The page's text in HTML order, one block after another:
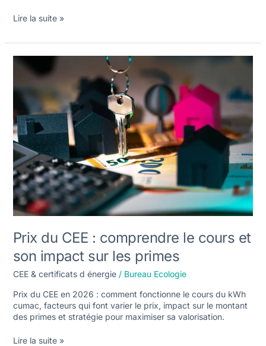
Lire la suite »
Prix du CEE : comprendre le cours et
son impact sur les primes
CEE & certificats d énergie/ Bureau Ecologie
Prix du CEE en 2026 : comment fonctionne le cours du kWh
cumac, facteurs qui font varier le prix, impact sur le montant
des primes et stratégie pour maximiser sa valorisation.
Prix
comprendre
le
cours
et
son
impact
sur
les
primes
Lire la suite »